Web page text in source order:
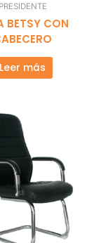
PRESIDENTE
BETSY CON
Leer más